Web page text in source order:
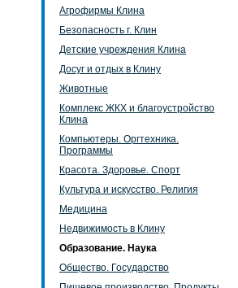
Агрофирмы Клина
Безопасность г. Клин
Детские учреждения Клина
Досуг и отдых в Клину
Животные
Комплекс ЖКХ и благоустройство
Клина
Компьютеры. Оргтехника.
Программы
Красота. Здоровье. Спорт
Культура и искусство. Религия
Медицина
Недвижимость в Клину
Образование. Наука
Общество. Государство